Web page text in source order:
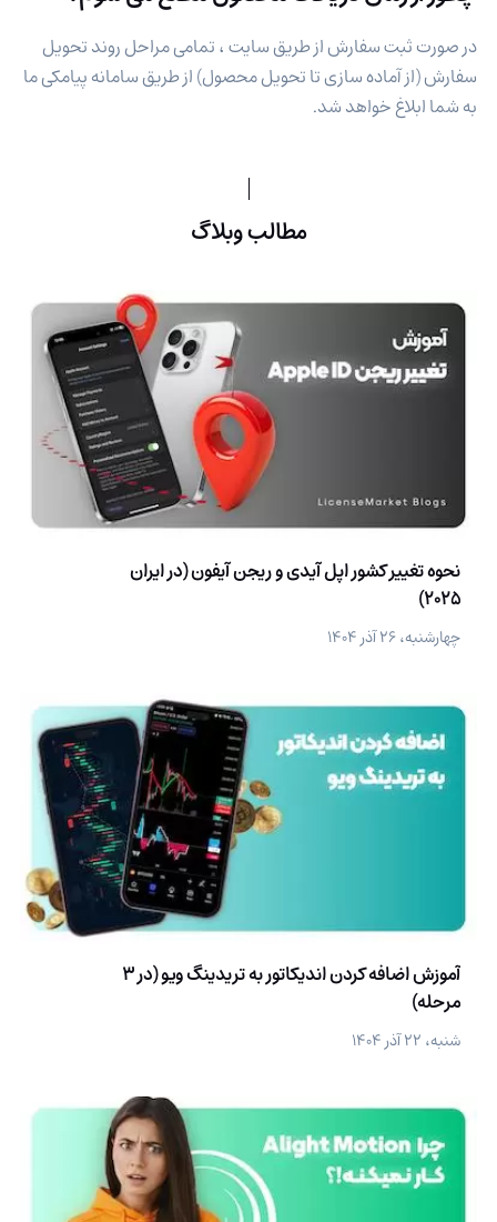
در صورت ثبت سفارش از طریق سایت ، تمامی مراحل روند تحویل
سفارش (از آماده سازی تا تحویل محصول) از طریق سامانه پیامکی ما
به شما ابلاغ خواهد شد.
مطالب وبلاگ
نحوه تغییر کشور اپل آیدی و ریجن آیفون (در ایران
2025)
چهارشنبه، ۲۶ آذر ۱۴۰۴
آموزش اضافه کردن اندیکاتور به تریدینگ ویو (در 3
مرحله)
شنبه، ۲۲ آذر ۱۴۰۴